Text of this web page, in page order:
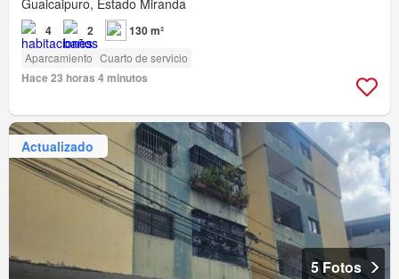
Guaicaipuro, Estado Miranda
4 2 130 m²
Aparcamiento Cuarto de servicio
Hace 23 horas 4 minutos
Actualizado
5 Fotos